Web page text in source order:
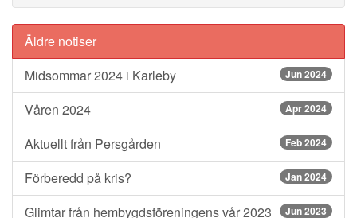
Äldre notiser
Midsommar 2024 i Karleby
Jun 2024
Våren 2024 Apr 2024
Aktuellt från Persgården Feb 2024
Förberedd på kris? Jan 2024
Glimtar från hembygdsföreningens vår 2023 Jun 2023